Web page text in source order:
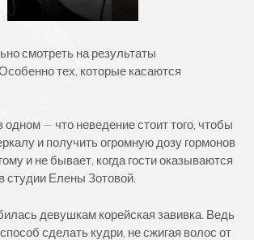
смотреть на результаты
тех, которые касаются
— что неведение стоит того, чтобы
и получить огромную дозу гормонов
и не бывает, когда гости оказываются
студии Елены Зотовой.
девушкам корейская завивка. Ведь
сделать кудри, не сжигая волос от